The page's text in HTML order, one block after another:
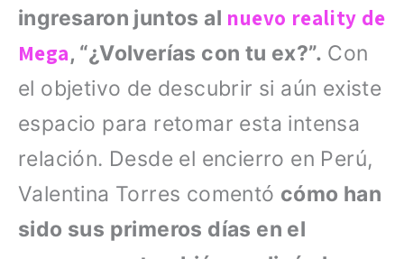
ingresaron juntos al nuevo reality de
Mega, “¿Volverías con tu ex?”. Con
el objetivo de descubrir si aún existe
espacio para retomar esta intensa
relación. Desde el encierro en Perú,
Valentina Torres comentó cómo han
sido sus primeros días en el